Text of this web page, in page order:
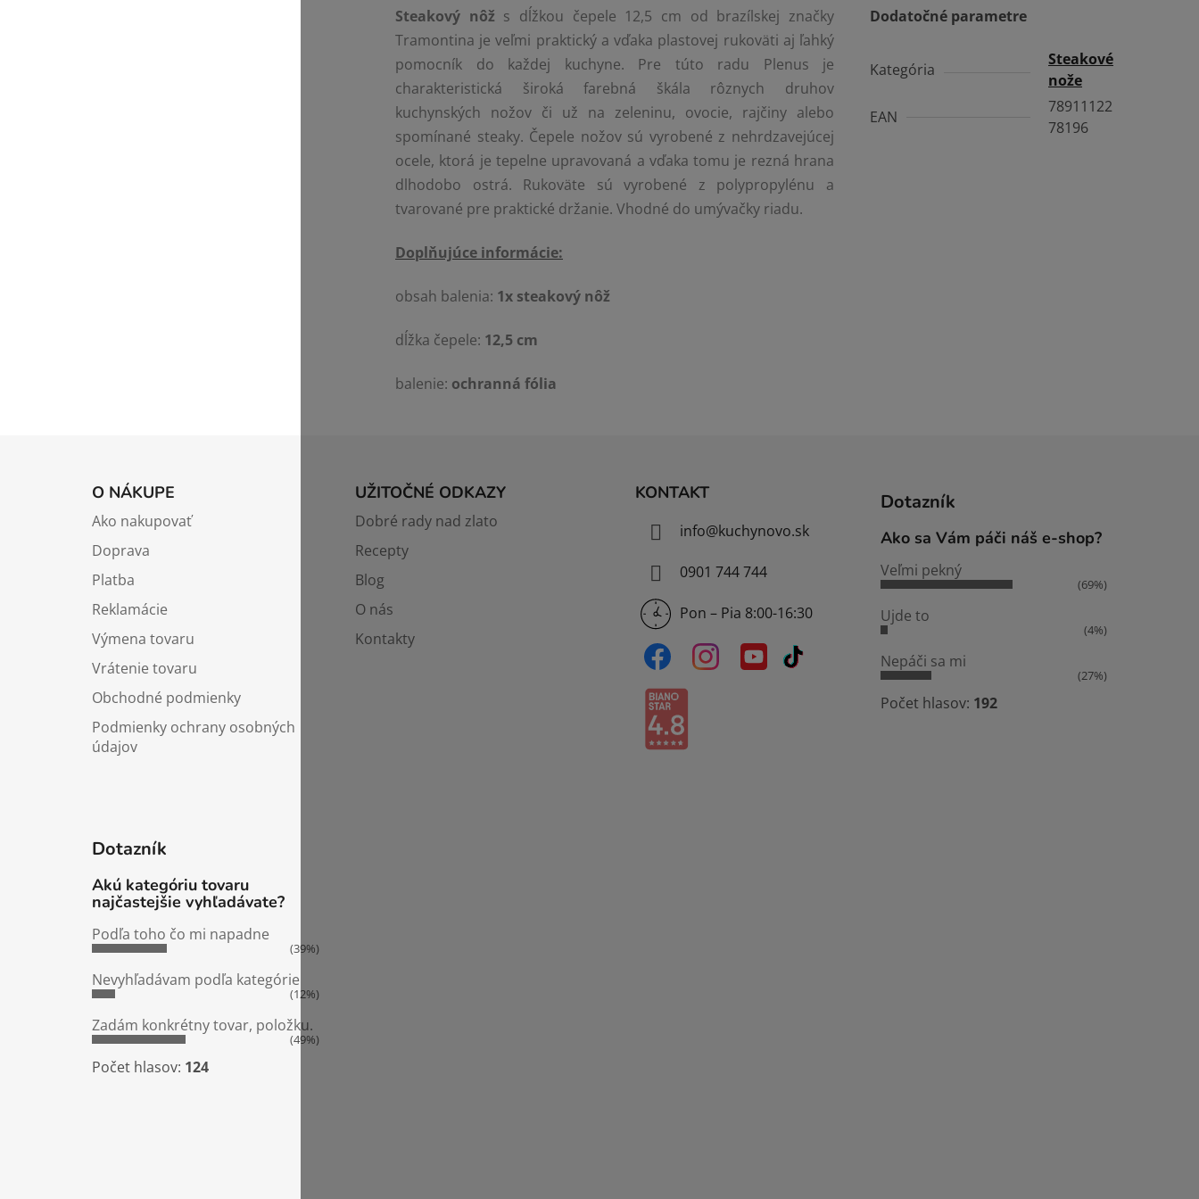
Steakový nôž s dĺžkou čepele 12,5 cm od brazílskej značky
Tramontina je veľmi praktický a vďaka plastovej rukoväti aj ľahký
pomocník do každej kuchyne. Pre túto radu Plenus je
charakteristická široká farebná škála rôznych druhov
kuchynských nožov či už na zeleninu, ovocie, rajčiny alebo
spomínané steaky. Čepele nožov sú vyrobené z nehrdzavejúcej
ocele, ktorá je tepelne upravovaná a vďaka tomu je rezná hrana
dlhodobo ostrá. Rukoväte sú vyrobené z polypropylénu a
tvarované pre praktické držanie. Vhodné do umývačky riadu.
Doplňujúce informácie:
obsah balenia: 1x steakový nôž
dĺžka čepele: 12,5 cm
balenie: ochranná fólia
Dodatočné parametre
Kategória
Steakové
nože
EAN
78911122
78196
O NÁKUPE
Ako nakupovať
Doprava
Platba
Reklamácie
Výmena tovaru
Vrátenie tovaru
Obchodné podmienky
Podmienky ochrany osobných
údajov
UŽITOČNÉ ODKAZY
Dobré rady nad zlato
Recepty
Blog
O nás
Kontakty
KONTAKT
info@kuchynovo.sk
0901 744 744
Pon – Pia 8:00-16:30
Dotazník
Ako sa Vám páči náš e-shop?
Veľmi pekný
(69%)
Ujde to
(4%)
Nepáči sa mi
(27%)
Počet hlasov: 192
Dotazník
Akú kategóriu tovaru
najčastejšie vyhľadávate?
Podľa toho čo mi napadne
(39%)
Nevyhľadávam podľa kategórie
(12%)
Zadám konkrétny tovar, položku.
(49%)
Počet hlasov: 124